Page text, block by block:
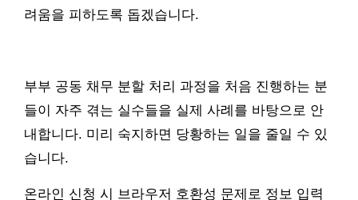
려움을 피하도록 돕겠습니다.
부부 공동 채무 분할 처리 과정을 처음 진행하는 분
들이 자주 겪는 실수들을 실제 사례를 바탕으로 안
내합니다. 미리 숙지하면 당황하는 일을 줄일 수 있
습니다.
온라인 신청 시 브라우저 호환성 문제로 정보 입력